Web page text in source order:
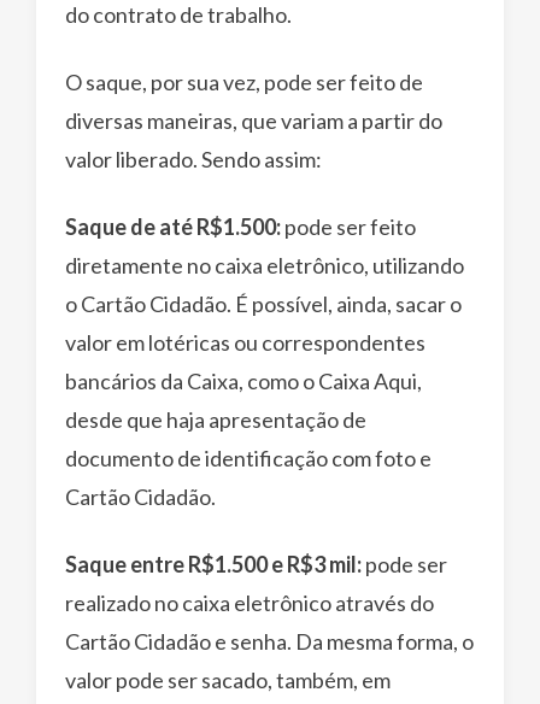
do contrato de trabalho.
O saque, por sua vez, pode ser feito de
diversas maneiras, que variam a partir do
valor liberado. Sendo assim:
Saque de até R$1.500:pode ser feito
diretamente no caixa eletrônico, utilizando
o Cartão Cidadão. É possível, ainda, sacar o
valor em lotéricas ou correspondentes
bancários da Caixa, como o Caixa Aqui,
desde que haja apresentação de
documento de identificação com foto e
Cartão Cidadão.
Saque entre R$1.500 e R$3 mil:pode ser
realizado no caixa eletrônico através do
Cartão Cidadão e senha. Da mesma forma, o
valor pode ser sacado, também, em